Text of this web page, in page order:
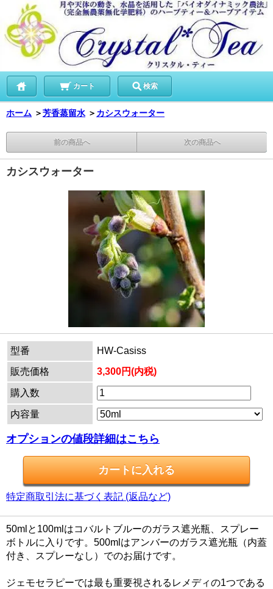
カート 検索
ホーム ＞芳香蒸留水 ＞ カシスウォーター
前の商品へ 次の商品へ
カシスウォーター
型番
HW-Casiss
販売価格
3,300円(内税)
購入数
内容量
オプションの値段詳細はこちら
特定商取引法に基づく表記 (返品など)
50mlと100mlはコバルトブルーのガラス遮光瓶、スプレー
ボトルに入りです。500mlはアンバーのガラス遮光瓶（内蓋
付き、スプレーなし）でのお届けです。
ジェモセラピーでは最も重要視されるレメディの1つである